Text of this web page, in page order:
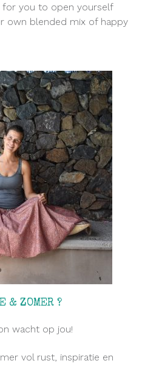
for you to open yourself
own blended mix of happy
& ZOMER ?
wacht op jou!
vol rust, inspiratie en